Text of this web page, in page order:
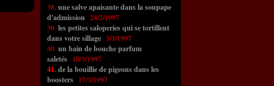
38. une salve apaisante dans la soupape
d'admission 24/2/1997
39. les petites saloperies qui se tortillent
dans votre sillage 3/3/1997
40. un bain de bouche parfum
saletés 10/3/1997
41.de la bouillie de pigeons dans les
boosters
17/3/1997